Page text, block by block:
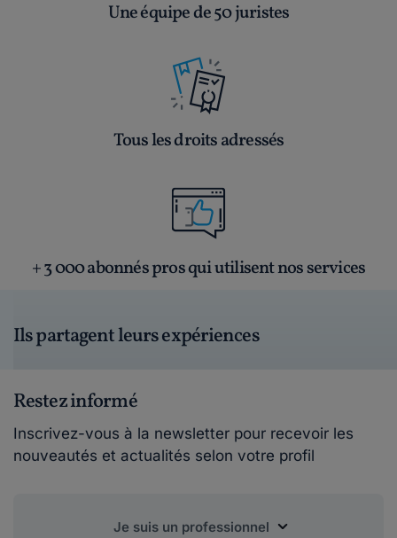
Une équipe de 50 juristes
Tous les droits adressés
+ 3 000 abonnés pros qui utilisent nos services
Ils partagent leurs expériences
Restez informé
Inscrivez-vous à la newsletter pour recevoir les
nouveautés et actualités selon votre profil